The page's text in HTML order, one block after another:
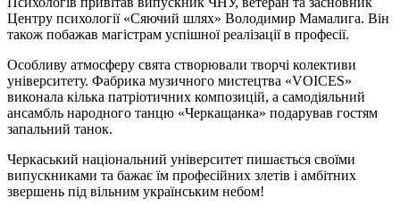
Центру психології «Сяючий шлях» Володимир Мамалига. Він
також побажав магістрам успішної реалізації в професії.
Особливу атмосферу свята створювали творчі колективи
університету. Фабрика музичного мистецтва «VOICES»
виконала кілька патріотичних композицій, а самодіяльний
ансамбль народного танцю «Черкащанка» подарував гостям
запальний танок.
Черкаський національний університет пишається своїми
випускниками та бажає їм професійних злетів і амбітних
звершень під вільним українським небом!